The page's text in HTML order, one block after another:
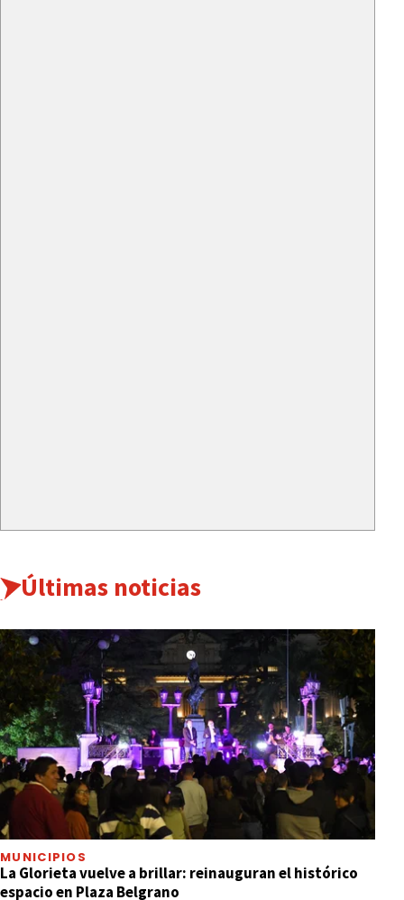
Últimas noticias
MUNICIPIOS
La Glorieta vuelve a brillar: reinauguran el histórico
espacio en Plaza Belgrano